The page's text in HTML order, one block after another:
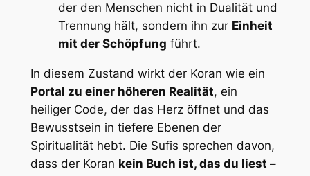
der den Menschen nicht in Dualität und
Trennung hält, sondern ihn zur Einheit
mit der Schöpfung führt.
In diesem Zustand wirkt der Koran wie ein
Portal zu einer höheren Realität, ein
heiliger Code, der das Herz öffnet und das
Bewusstsein in tiefere Ebenen der
Spiritualität hebt. Die Sufis sprechen davon,
dass der Koran kein Buch ist, das du liest –